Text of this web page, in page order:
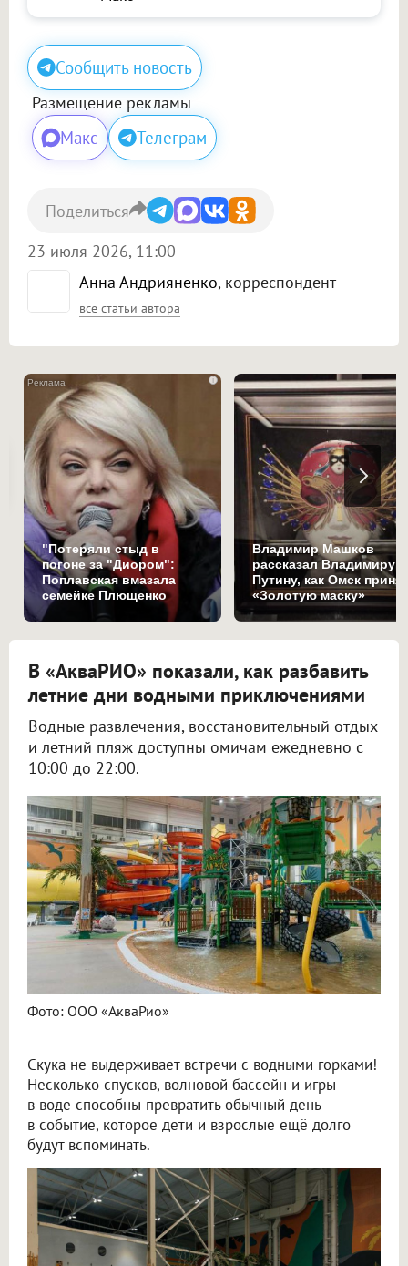
Сообщить новость
Размещение рекламы
Макс Телеграм
Анна Андрияненко, корреспондент
все статьи автора
23 июля 2026, 11:00
Поделиться
i
"Потеряли стыд в
погоне за "Диором":
Поплавская вмазала
семейке Плющенко
Владимир Машков
рассказал Владимиру
Путину, как Омск
«Золотую маску»
В «АкваРИО» показали, как разбавить
летние дни водными приключениями
Водные развлечения, восстановительный отдых
и летний пляж доступны омичам ежедневно с
10:00 до 22:00.
Фото: ООО «АкваРио»
Скука не выдерживает встречи с водными горками!
Несколько спусков, волновой бассейн и игры
в воде способны превратить обычный день
в событие, которое дети и взрослые ещё долго
будут вспоминать.